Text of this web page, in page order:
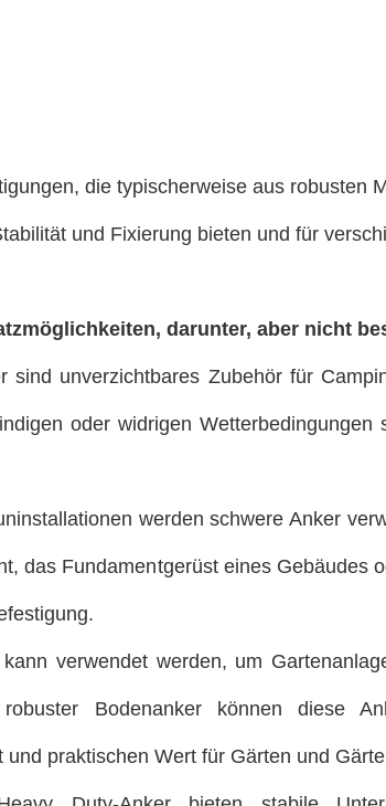
die typischerweise aus robusten
und Fixierung bieten und für
darunter, aber nicht
sind unverzichtbares Zubehör für
oder widrigen
werden schwere Anker
das Fundamentgerüst eines Gebäudes
verwendet werden, um
Bodenanker können diese
praktischen Wert für Gärten und